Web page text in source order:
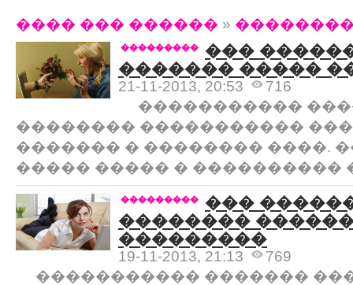
���� ��� ������ »
���������
���
������� �����
21-11-2013, 20:53
716
�����������
�������� �����������
������� � �������� ����.
����� ����� � ����������
���������
���
��������
���������
19-11-2013, 21:13
769
����������� �������